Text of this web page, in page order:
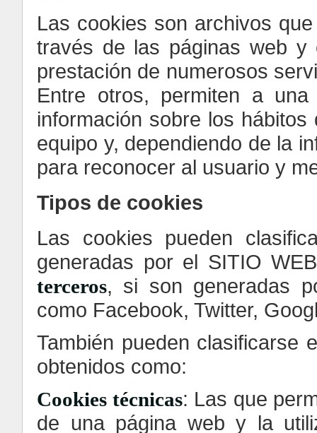
Las cookies son archivos
través de las páginas web y
prestación de numerosos
Entre otros, permiten a
información sobre los
equipo y, dependiendo de la
para reconocer al usuario y
Tipos de cookies
Las cookies pueden
generadas por el SITIO
terceros, si son generadas
como Facebook, Twitter,
También pueden clasificarse
obtenidos como:
Cookies técnicas: Las que
de una página web y la